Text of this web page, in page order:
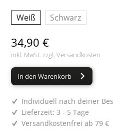
Weiß Schwarz
34,90 €
inkl. MwSt. zzgl.Versandkosten
In den Warenkorb
Individuell nach deiner
Lieferzeit: 3 - 5 Tage
Versandkostenfrei ab 79 €